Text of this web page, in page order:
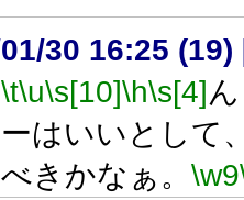
30 16:25 (19)
\t\u\s[10]\h\s[4]
ーはいいとして
べきかなぁ。 \w9